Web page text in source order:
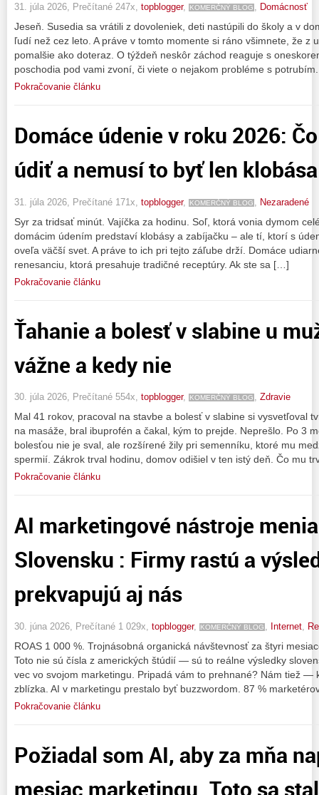
31. júla 2026, Prečítané 247x, topblogger, KOMERČNÝ BLOG , Domácnosť
Jeseň. Susedia sa vrátili z dovoleniek, deti nastúpili do školy a v
ľudí než cez leto. A práve v tomto momente si ráno všimnete, že z
pomalšie ako doteraz. O týždeň neskôr záchod reaguje s
poschodia pod vami zvoní, či viete o nejakom probléme s
Pokračovanie článku
Domáce údenie v roku 2026:
údiť a nemusí to byť len klobása
31. júla 2026, Prečítané 171x, topblogger, KOMERČNÝ BLOG Nezaradené
Syr za tridsať minút. Vajíčka za hodinu. Soľ, ktorá vonia dymom
domácim údením predstaví klobásy a zabíjačku – ale tí, ktorí s
oveľa väčší svet. A práve to ich pri tejto záľube drží. Domáce
renesanciu, ktorá presahuje tradičné receptúry. Ak ste sa […]
Pokračovanie článku
Ťahanie a bolesť v slabine u
vážne a kedy nie
30. júla 2026, Prečítané 554x, topblogger, KOMERČNÝ BLOG , Zdravie
Mal 41 rokov, pracoval na stavbe a bolesť v slabine si vysvetľoval
na masáže, bral ibuprofén a čakal, kým to prejde. Neprešlo. Po 3
bolesťou nie je sval, ale rozšírené žily pri semenníku, ktoré mu
spermií. Zákrok trval hodinu, domov odišiel v ten istý deň. Čo mu
Pokračovanie článku
AI marketingové nástroje
Slovensku : Firmy rastú a
prekvapujú aj nás
30. júna 2026, Prečítané 1 029x, topblogger, KOMERČNÝ BLOG Internet
ROAS 1 000 %. Trojnásobná organická návštevnosť za štyri
Toto nie sú čísla z amerických štúdií — sú to reálne výsledky
vec vo svojom marketingu. Pripadá vám to prehnané? Nám tiež —
zblízka. AI v marketingu prestalo byť buzzwordom. 87 %
Pokračovanie článku
Požiadal som AI, aby za mňa
mesiac marketingu. Toto sa